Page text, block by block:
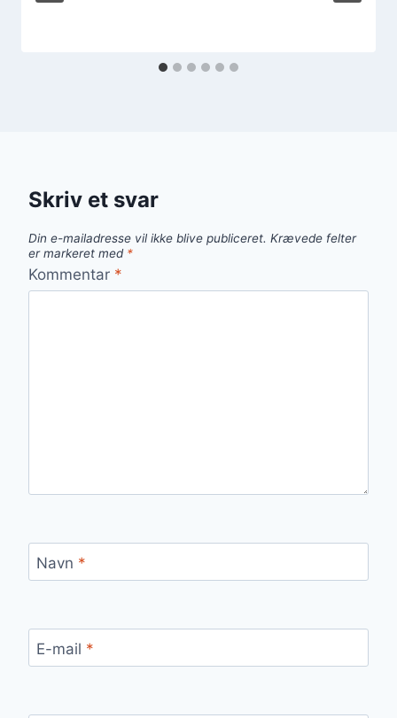
Skriv et svar
Din e-mailadresse vil ikke blive publiceret. Krævede felter
er markeret med *
Kommentar *
Navn *
E-mail *